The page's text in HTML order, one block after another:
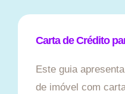
Carta de Crédito
Este guia
de imóvel com